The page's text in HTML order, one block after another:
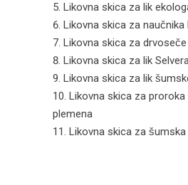
Likovna skica za lik
Likovna skica za naučnika
Likovna skica za drvoseče
Likovna skica za lik
Likovna skica za lik
Likovna skica za
plemena
Likovna skica za